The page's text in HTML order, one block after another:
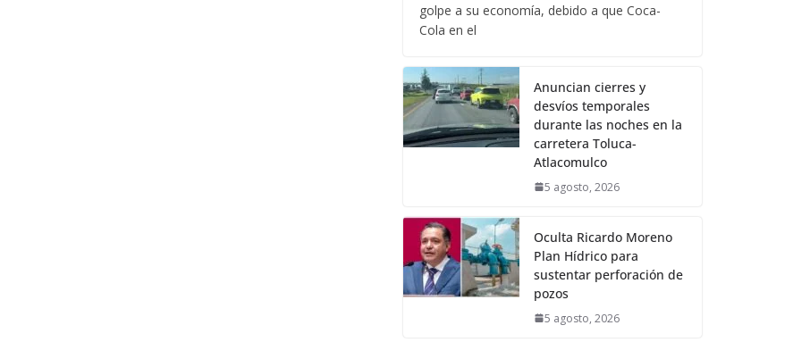
golpe a su economía, debido a que Coca-
Cola en el
Anuncian cierres y
desvíos temporales
durante las noches en la
carretera Toluca-
Atlacomulco
5 agosto, 2026
Oculta Ricardo Moreno
Plan Hídrico para
sustentar perforación de
pozos
5 agosto, 2026